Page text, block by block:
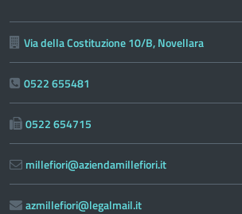
Via della Costituzione 10/B, Novellara
0522 655481
0522 654715
millefiori@aziendamillefiori.it
azmillefiori@legalmail.it